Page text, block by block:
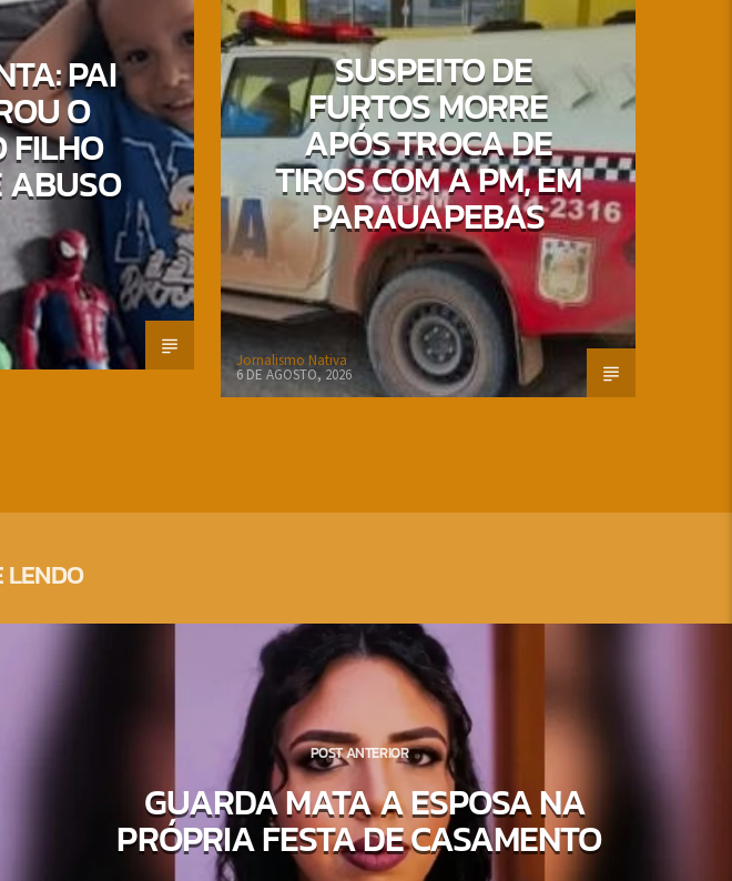
PAI
O
FILHO
SUSPEITO DE
FURTOS MORRE
APÓS TROCA DE
TIROS COM A PM, EM
PARAUAPEBAS
Jornalismo Nativa
6 DE AGOSTO, 2026
LENDO
POST ANTERIOR
GUARDA MATA A ESPOSA NA
PRÓPRIA FESTA DE CASAMENTO